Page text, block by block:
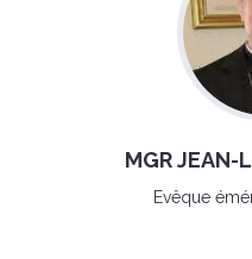
MGR JEAN-
Evêque